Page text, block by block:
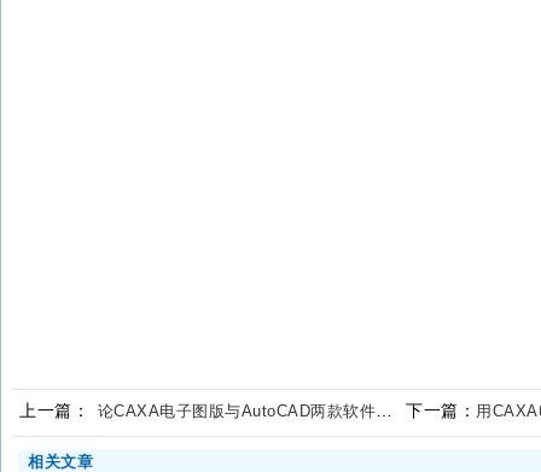
上一篇： 论CAXA电子图版与AutoCAD两款软件的优缺点 下一篇： 用
相关文章